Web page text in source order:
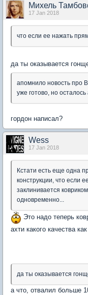
Михель
17 Jan 2018
что если ее нажать
да ты оказывается
апомнило новость про
уже готово, но
гордон написал?
Wess
17 Jan 2018
Кстати есть еще одна
конструкции, что если
заклинивается
одновременно...
Это надо теперь
ахти какого качества
да ты оказывается
а что, отвалил больше